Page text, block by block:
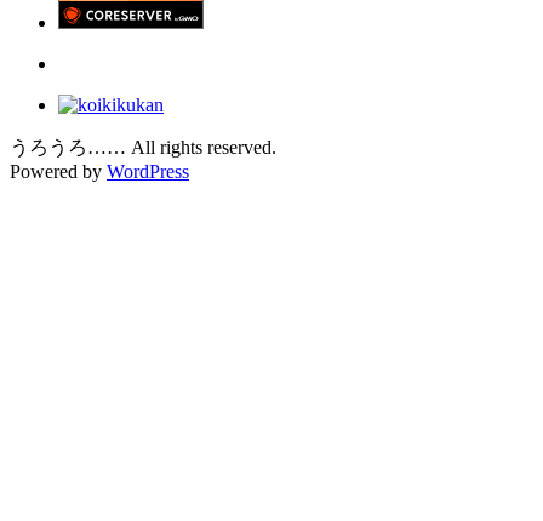
うろうろ…… All rights reserved.
Powered by WordPress